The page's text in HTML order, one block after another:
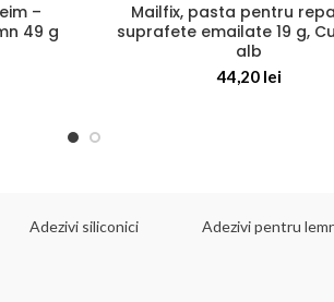
–
49 g
Mailfix, pasta pentru
suprafete emailate 19 g,
alb
44,20 lei
Adezivi siliconici Adezivi pentru